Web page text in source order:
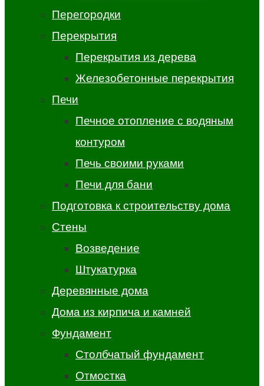
Перегородки
Перекрытия
Перекрытия из дерева
Железобетонные перекрытия
Печи
Печное отопление с водяным
контуром
Печь своими руками
Печи для бани
Подготовка к строительству дома
Стены
Возведение
Штукатурка
Деревянные дома
Дома из кирпича и камней
Фундамент
Столбчатый фундамент
Отмостка